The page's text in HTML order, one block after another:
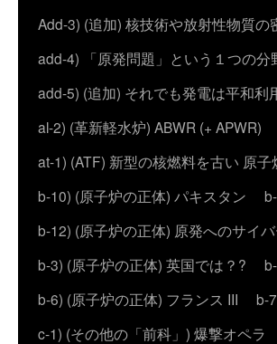
Add-3) (追加) 核技術や放射性物質
add-4) 「原発問題」という１つの
add-5) (追加) それでも発電は平和
al-2) (革新軽水炉) ABWR (+ APWR)
at-1) (ATF) 新型の核燃料を古い 原子
b-10) (原子炉の正体) パキスタン
b-12) (原子炉の正体) 原発へのサイ
b-3) (原子炉の正体) 英国では？?
b-6) (原子炉の正体) フランス III
b-
c-1) (その他の「前科」) 爆撃オペラ